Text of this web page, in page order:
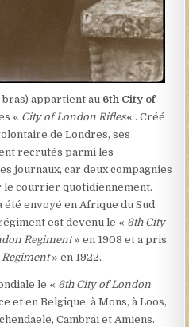
appartient au 6th City of
« City of London Rifles« . Créé
de Londres, ses
recrutés parmi les
journaux, car deux compagnies
courrier quotidiennement.
été envoyé en Afrique du Sud
est devenu le « 6th City
Regiment» en 1908 et a pris
» en 1922.
le « 6th City of London
et en Belgique, à Mons, à Loos,
Cambrai et Amiens.